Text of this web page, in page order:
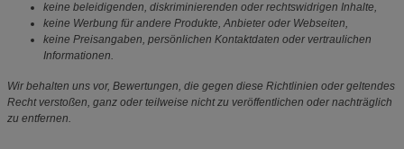
keine beleidigenden, diskriminierenden oder rechtswidrigen Inhalte,
keine Werbung für andere Produkte, Anbieter oder Webseiten,
keine Preisangaben, persönlichen Kontaktdaten oder vertraulichen
Informationen.
Wir behalten uns vor, Bewertungen, die gegen diese Richtlinien oder geltendes
Recht verstoßen, ganz oder teilweise nicht zu veröffentlichen oder nachträglich
zu entfernen.